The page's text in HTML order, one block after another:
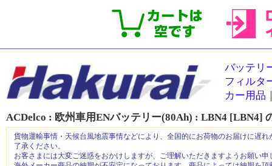
バッテリ
フィルタ
カー用品
ACDelco : 欧州車用ENバッテリー(80Ah) : LBN4 [LBN4]
貨物運輸事情・天候台風地震事情などにより、全国的にお荷物のお届けに遅
了承ください。
お客さまには大変ご迷惑をおかけしますが、ご理解いただきますようお願い申